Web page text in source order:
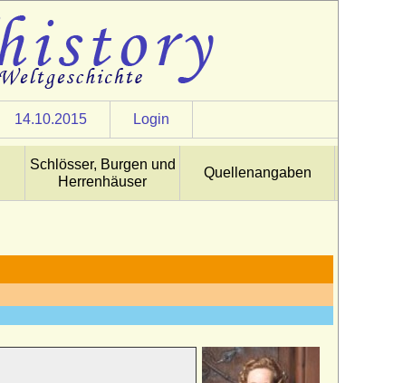
14.10.2015 Login
Schlösser, Burgen und
Herrenhäuser
Quellenangaben